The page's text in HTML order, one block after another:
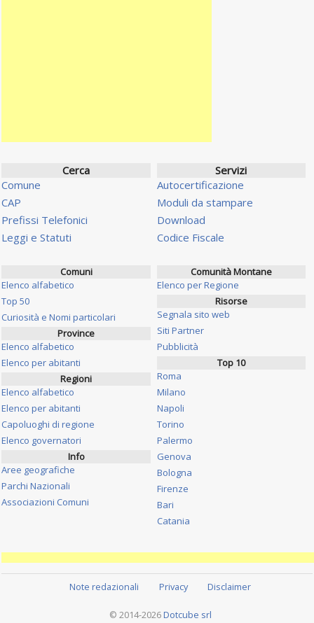
Cerca
Comune
CAP
Prefissi Telefonici
Leggi e Statuti
Servizi
Autocertificazione
Moduli da stampare
Download
Codice Fiscale
Comuni
Elenco alfabetico
Top 50
Curiosità e Nomi particolari
Province
Elenco alfabetico
Elenco per abitanti
Regioni
Elenco alfabetico
Elenco per abitanti
Capoluoghi di regione
Elenco governatori
Info
Aree geografiche
Parchi Nazionali
Associazioni Comuni
Comunità Montane
Elenco per Regione
Risorse
Segnala sito web
Siti Partner
Pubblicità
Top 10
Roma
Milano
Napoli
Torino
Palermo
Genova
Bologna
Firenze
Bari
Catania
Note redazionali Privacy Disclaimer
© 2014-2026 Dotcube srl